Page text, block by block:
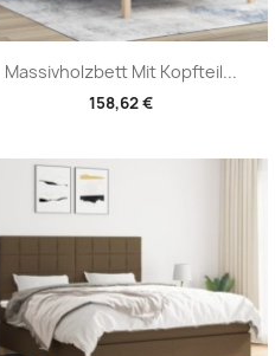
Massivholzbett Mit Kopfteil...
158,62 €
Vorschau